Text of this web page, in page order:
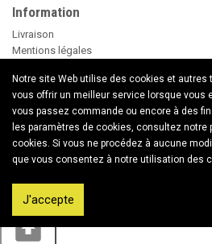
Notre site Web utilise des cookies et
vous offrir un meilleur service lorsque vous
vous passez commande ou encore à des
les paramètres de cookies, consultez notre
cookies. Si vous ne procédez à aucune
que vous consentez à notre utilisation des
J'accepte
Information
Livraison
Mentions légales
Paiement sécurisé
Le Beer Pong
conseils d'utilisation des Bougies
Nouveaux Produits
Contactez nous